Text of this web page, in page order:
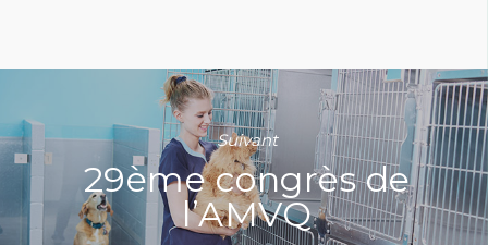
Suivant
29ème congrès de
l’AMVQ